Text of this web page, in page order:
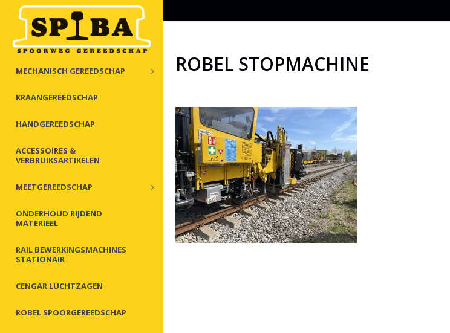
MECHANISCH GEREEDSCHAP
KRAANGEREEDSCHAP
HANDGEREEDSCHAP
ACCESSOIRES &
VERBRUIKSARTIKELEN
MEETGEREEDSCHAP
ONDERHOUD RIJDEND
MATERIEEL
RAIL BEWERKINGSMACHINES
STATIONAIR
CENGAR LUCHTZAGEN
ROBEL SPOORGEREEDSCHAP
ROBEL STOPMACHINE